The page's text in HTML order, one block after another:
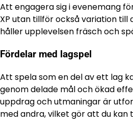
Att engagera sig i evenemang
XP utan tillför också variation till
håller upplevelsen fräsch och
Fördelar med lagspel
Att spela som en del av ett lag
genom delade mål och ökad
uppdrag och utmaningar är
med andra, vilket gör att du kan